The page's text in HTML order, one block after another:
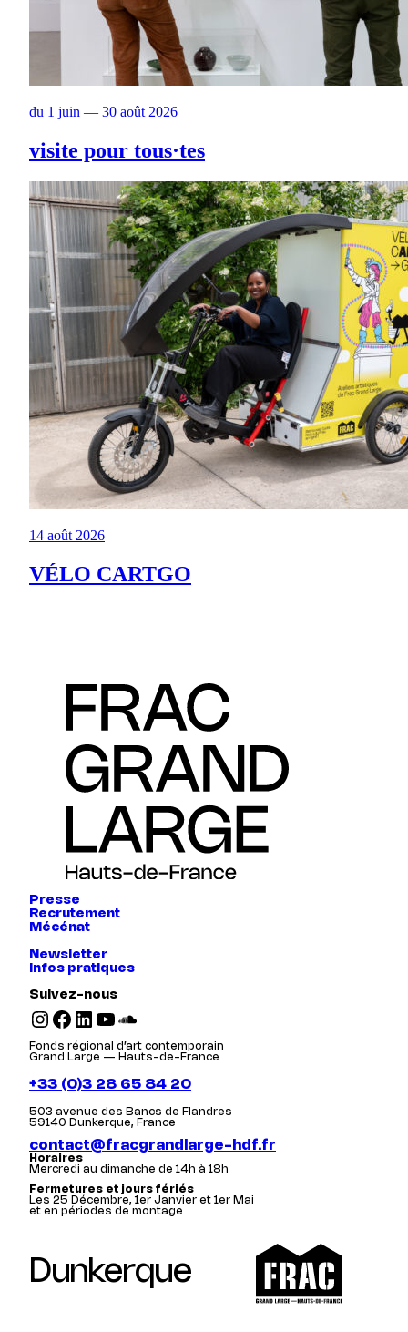
du 1 juin — 30 août 2026
visite pour tous·tes
14 août 2026
VÉLO CARTGO
Presse
Recrutement
Mécénat
Newsletter
Infos pratiques
Suivez-nous
Instagram Facebook LinkedIn YouTube SoundCloud
Fonds régional d’art contemporain
Grand Large — Hauts-de-France
+33 (0)3 28 65 84 20
503 avenue des Bancs de Flandres
59140 Dunkerque, France
contact@fracgrandlarge-hdf.fr
Horaires
Mercredi au dimanche de 14h à 18h
Fermetures et jours fériés
Les 25 Décembre, 1er Janvier et 1er Mai
et en périodes de montage
Dunkerque